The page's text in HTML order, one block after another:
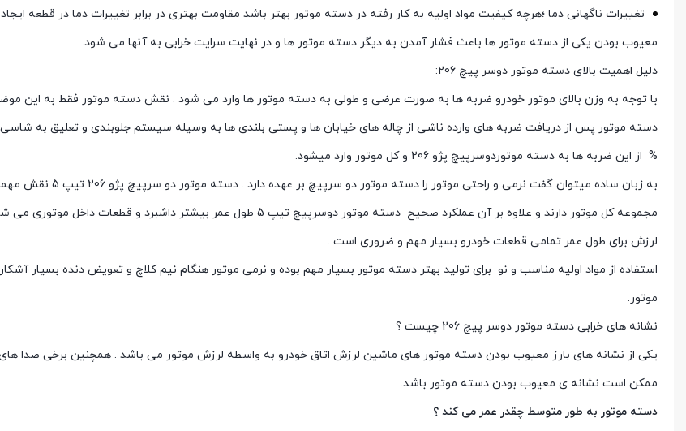
تغییرات ناگهانی دما ؛هرچه کیفیت مواد اولیه به کار رفته در دسته موتور بهتر باشد مقاومت بهتری در برابر تغییرات دما در قطعه
معیوب بودن یکی از دسته موتور ها باعث فشار آمدن به دیگر دسته موتور ها و در نهایت سرایت خرابی به آنها می شود.
دلیل اهمیت بالای دسته موتور دوسر پیچ 206:
با توجه به وزن بالای موتور خودرو ضربه ها به صورت عرضی و طولی به دسته موتور ها وارد می شود . نقش دسته موتور فقط به این
% از این ضربه ها به دسته موتوردوسرپیچ پژو 206 و کل موتور وارد میشود.
به زبان ساده میتوان گفت نرمی و راحتی موتور
مجموعه کل موتور دارند و علاوه بر آن عملکرد صحیح دسته موتور دوسرپیچ تیپ 5 طول عمر بیشتر داشبرد و
لرزش برای طول عمر تمامی قطعات خودرو بسیار مهم و ضروری است .
استفاده از مواد اولیه مناسب و نو برای تولید بهتر دسته موتور بسیار مهم بوده و نرمی موتور هنگام نیم کلاچ و تعویض دنده بسیار
موتور.
نشانه های خرابی دسته موتور دوسر پیچ 206 چیست ؟
یکی از نشانه های بارز معیوب بودن دسته موتور های ماشین لرزش اتاق خودرو به واسطه لرزش موتور می باشد . همچنین برخی صدا
ممکن است نشانه ی معیوب بودن دسته موتور باشد.
دسته موتور به طور متوسط چقدر عمر می کند ؟